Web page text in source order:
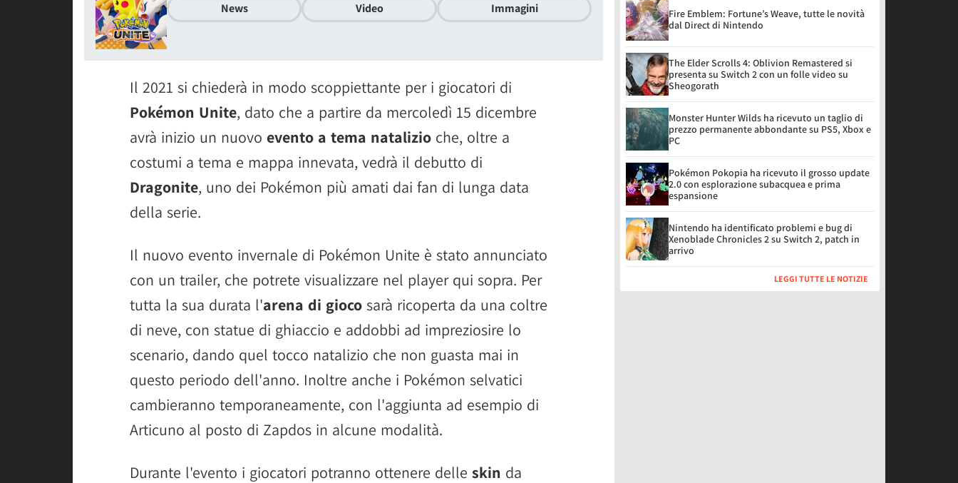
News Video Immagini
Il 2021 si chiederà in modo scoppiettante per i giocatori di
Pokémon Unite, dato che a partire da mercoledì 15 dicembre
avrà inizio un nuovo evento a tema natalizio che, oltre a
costumi a tema e mappa innevata, vedrà il debutto di
Dragonite, uno dei Pokémon più amati dai fan di lunga data
della serie.
Il nuovo evento invernale di Pokémon Unite è stato annunciato
con un trailer, che potrete visualizzare nel player qui sopra. Per
tutta la sua durata l'arena di gioco sarà ricoperta da una coltre
di neve, con statue di ghiaccio e addobbi ad impreziosire lo
scenario, dando quel tocco natalizio che non guasta mai in
questo periodo dell'anno. Inoltre anche i Pokémon selvatici
cambieranno temporaneamente, con l'aggiunta ad esempio di
Articuno al posto di Zapdos in alcune modalità.
Durante l'evento i giocatori potranno ottenere delle skin da
Fire Emblem: Fortune’s Weave, tutte le novità
dal Direct di Nintendo
The Elder Scrolls 4: Oblivion Remastered si
presenta su Switch 2 con un folle video su
Sheogorath
Monster Hunter Wilds ha ricevuto un taglio di
prezzo permanente abbondante su PS5, Xbox e
PC
Pokémon Pokopia ha ricevuto il grosso update
2.0 con esplorazione subacquea e prima
espansione
Nintendo ha identificato problemi e bug di
Xenoblade Chronicles 2 su Switch 2, patch in
arrivo
LEGGI TUTTE LE NOTIZIE